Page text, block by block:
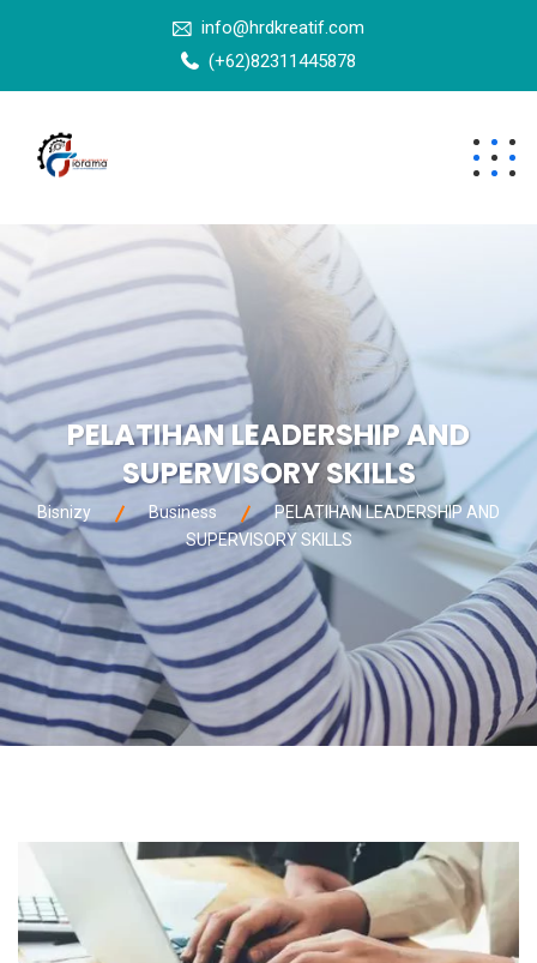
info@hrdkreatif.com
(+62)82311445878
PELATIHAN LEADERSHIP AND
SUPERVISORY SKILLS
Bisnizy Business
PELATIHAN LEADERSHIP AND
SUPERVISORY SKILLS